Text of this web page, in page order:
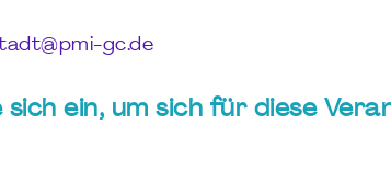
gc.de
ein, um sich für diese